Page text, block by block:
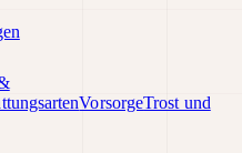
VorsorgeTrost und